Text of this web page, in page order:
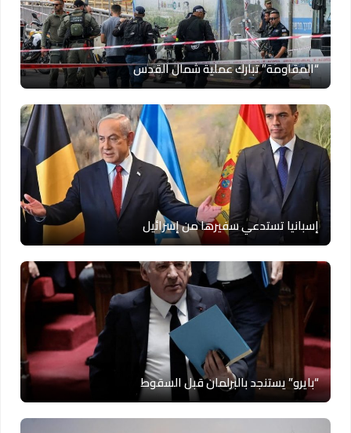
“المقاومة” تبارك عملية شمال القدس
إسبانيا تستدعي سفيرها من إسرائيل
“بايرو” يستنجد بالبرلمان قبل السقوط